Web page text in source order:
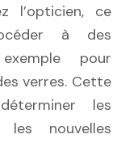
l’opticien, ce
à des
pour
verres. Cette
les
les nouvelles